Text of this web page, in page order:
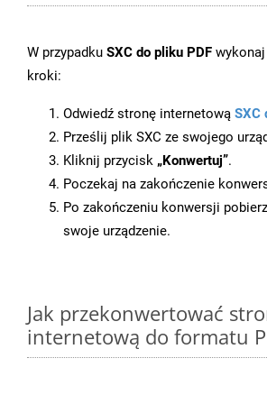
W przypadku SXC do pliku PDF
kroki:
Odwiedź stronę internetową SXC
Prześlij plik SXC ze swojego
Kliknij przycisk „Konwertuj”.
Poczekaj na zakończenie
Po zakończeniu konwersji
swoje urządzenie.
Jak przekonwertować
internetową do formatu